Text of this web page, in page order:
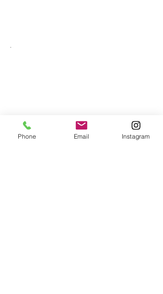
Phone Email Instagram